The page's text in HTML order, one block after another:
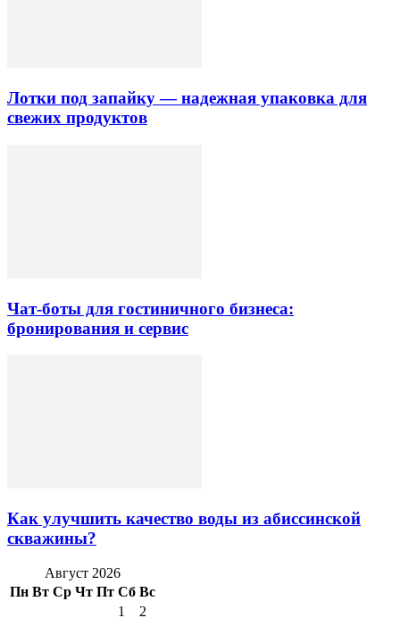
Лотки под запайку — надежная упаковка для
свежих продуктов
Чат-боты для гостиничного бизнеса:
бронирования и сервис
Как улучшить качество воды из абиссинской
скважины?
Август 2026
Пн Вт Ср Чт Пт Сб Вс
1
2